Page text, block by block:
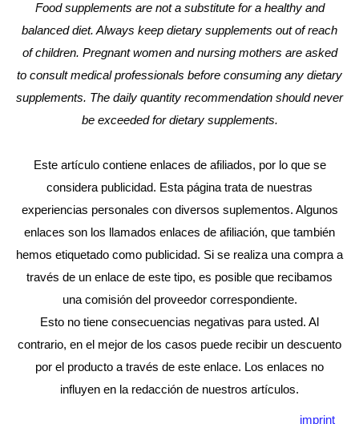
Food supplements are not a substitute for a healthy and
balanced diet. Always keep dietary supplements out of reach
of children. Pregnant women and nursing mothers are asked
to consult medical professionals before consuming any dietary
supplements. The daily quantity recommendation should never
be exceeded for dietary supplements.
Este artículo contiene enlaces de afiliados, por lo que se
considera publicidad. Esta página trata de nuestras
experiencias personales con diversos suplementos. Algunos
enlaces son los llamados enlaces de afiliación, que también
hemos etiquetado como publicidad. Si se realiza una compra a
través de un enlace de este tipo, es posible que recibamos
una comisión del proveedor correspondiente.
Esto no tiene consecuencias negativas para usted. Al
contrario, en el mejor de los casos puede recibir un descuento
por el producto a través de este enlace. Los enlaces no
influyen en la redacción de nuestros artículos.
imprint